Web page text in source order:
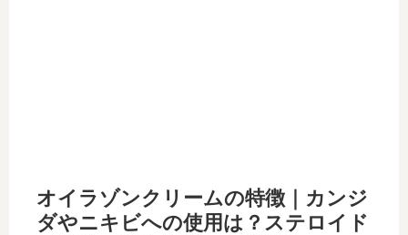
オイラゾンクリームの特徴｜カンジ
ダやニキビへの使用は？ステロイド